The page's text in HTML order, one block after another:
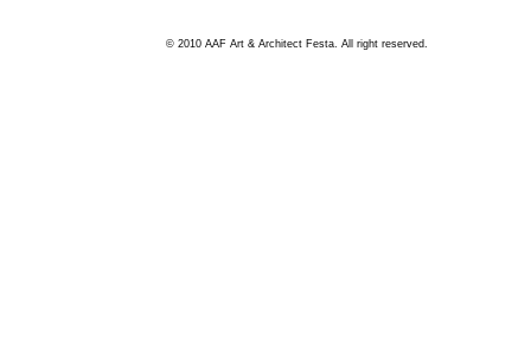
© 2010 AAF Art & Architect Festa. All right reserved.